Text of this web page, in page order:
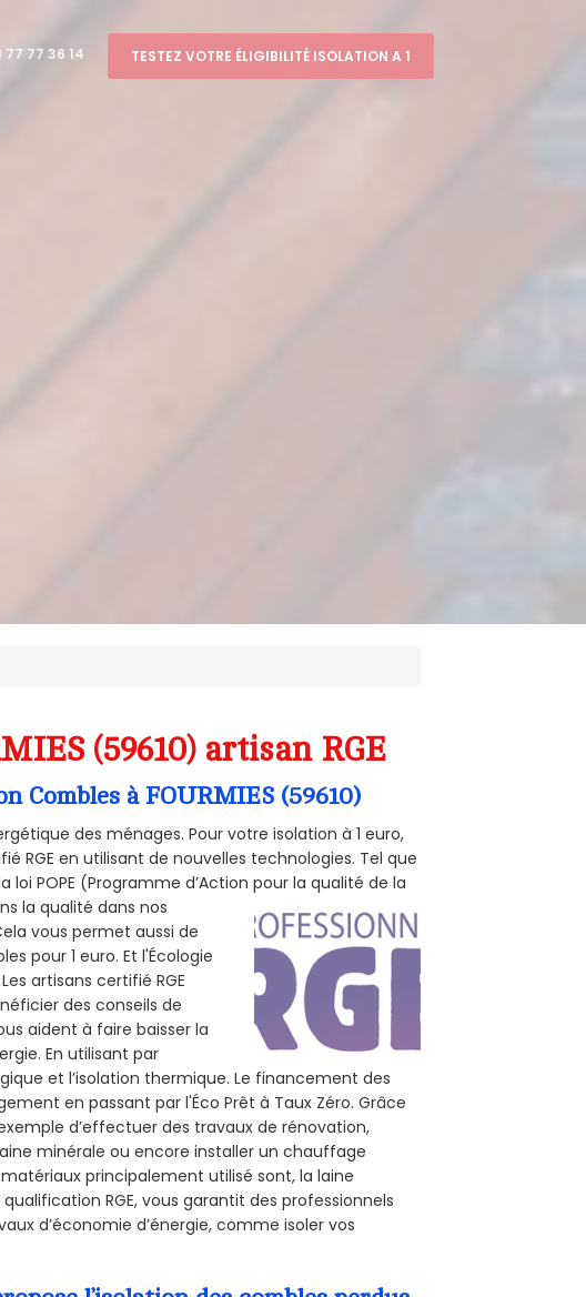
77 77 36 14 TESTEZ VOTRE ÉLIGIBILITÉ ISOLATION A 1
(59610) artisan RGE
Combles à FOURMIES (59610)
des ménages. Pour votre isolation à 1 euro,
RGE en utilisant de nouvelles technologies. Tel que
POPE (Programme d’Action pour la qualité de la
la qualité dans nos
vous permet aussi de
pour 1 euro. Et l'Écologie
artisans certifié RGE
des conseils de
aident à faire baisser la
En utilisant par
et l’isolation thermique. Le financement des
en passant par l'Éco Prêt à Taux Zéro. Grâce
d’effectuer des travaux de rénovation,
minérale ou encore installer un chauffage
principalement utilisé sont, la laine
RGE, vous garantit des professionnels
d’économie d’énergie, comme isoler vos